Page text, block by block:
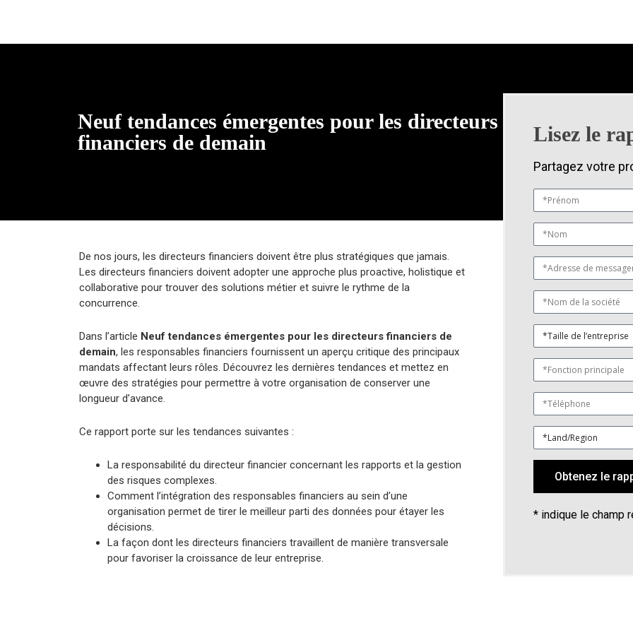
Neuf tendances émergentes pour les directeurs
financiers de demain
De nos jours, les directeurs financiers doivent être plus stratégiques que jamais.
Les directeurs financiers doivent adopter une approche plus proactive, holistique et
collaborative pour trouver des solutions métier et suivre le rythme de la
concurrence.
Dans l’article Neuf tendances émergentes pour les directeurs financiers de
demain, les responsables financiers fournissent un aperçu critique des principaux
mandats affectant leurs rôles. Découvrez les dernières tendances et mettez en
œuvre des stratégies pour permettre à votre organisation de conserver une
longueur d’avance.
Ce rapport porte sur les tendances suivantes :
La responsabilité du directeur financier concernant les rapports et la gestion
des risques complexes.
Comment l’intégration des responsables financiers au sein d’une
organisation permet de tirer le meilleur parti des données pour étayer les
décisions.
La façon dont les directeurs financiers travaillent de manière transversale
pour favoriser la croissance de leur entreprise.
Lisez le
Partagez votre
Obtenez le
* indique le champ